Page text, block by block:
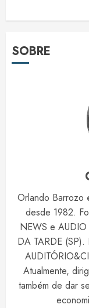
SOBRE
Orlando Barrozo
desde 1982.
NEWS e
DA TARDE (SP).
Atualmente,
também de dar